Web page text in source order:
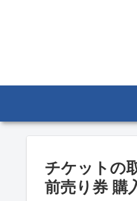
チケットの
前売り券 購